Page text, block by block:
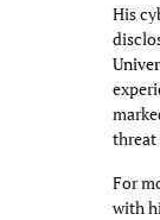
His
threat
For
with